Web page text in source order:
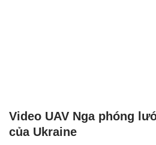
Video UAV Nga phóng
của Ukraine